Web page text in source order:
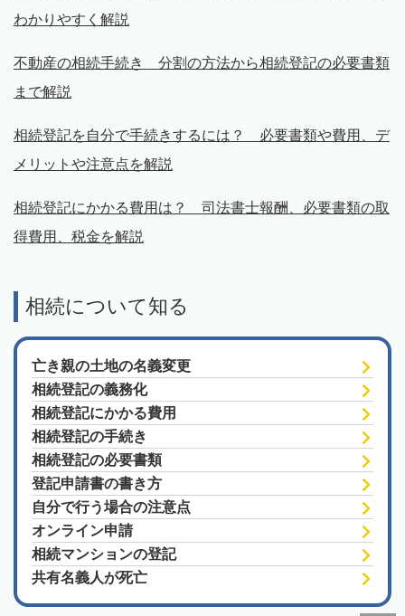
わかりやすく解説
不動産の相続手続き 分割の方法から相続登記の必要書類
まで解説
相続登記を自分で手続きするには？ 必要書類や費用、デ
メリットや注意点を解説
相続登記にかかる費用は？ 司法書士報酬、必要書類の取
得費用、税金を解説
相続について知る
亡き親の土地の名義変更
相続登記の義務化
相続登記にかかる費用
相続登記の手続き
相続登記の必要書類
登記申請書の書き方
自分で行う場合の注意点
オンライン申請
相続マンションの登記
共有名義人が死亡